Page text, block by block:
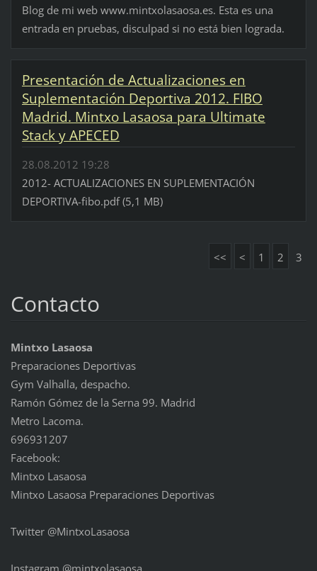
Blog de mi web www.mintxolasaosa.es. Esta es una
entrada en pruebas, disculpad si no está bien lograda.
Presentación de Actualizaciones en
Suplementación Deportiva 2012. FIBO
Madrid. Mintxo Lasaosa para Ultimate
Stack y APECED
28.08.2012 19:28
2012- ACTUALIZACIONES EN SUPLEMENTACIÓN
DEPORTIVA-fibo.pdf (5,1 MB)
<< < 1 2 3
Contacto
Mintxo Lasaosa
Preparaciones Deportivas
Gym Valhalla, despacho.
Ramón Gómez de la Serna 99. Madrid
Metro Lacoma.
696931207
Facebook:
Mintxo Lasaosa
Mintxo Lasaosa Preparaciones Deportivas
Twitter @MintxoLasaosa
Instagram @mintxolasaosa